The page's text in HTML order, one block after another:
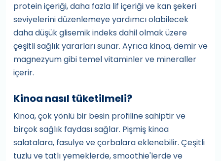
protein içeriği, daha fazla lif içeriği ve kan şekeri
seviyelerini düzenlemeye yardımcı olabilecek
daha düşük glisemik indeks dahil olmak üzere
çeşitli sağlık yararları sunar. Ayrıca kinoa, demir ve
magnezyum gibi temel vitaminler ve mineraller
içerir.
Kinoa nasıl tüketilmeli?
Kinoa, çok yönlü bir besin profiline sahiptir ve
birçok sağlık faydası sağlar. Pişmiş kinoa
salatalara, fasulye ve çorbalara eklenebilir. Çeşitli
tuzlu ve tatlı yemeklerde, smoothie'lerde ve